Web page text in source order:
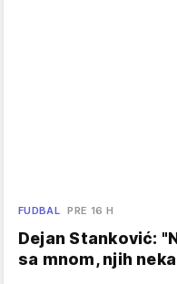
FUDBAL PRE 16 H
Dejan Stanković:
sa mnom, njih